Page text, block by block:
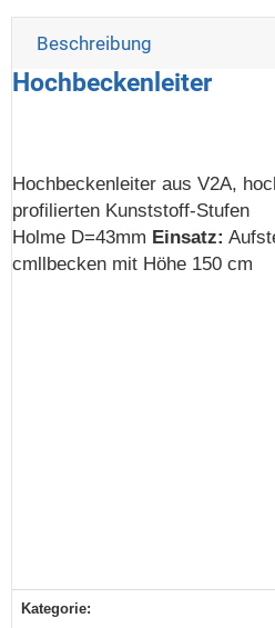
Beschreibung
Hochbeckenleiter
Hochbeckenleiter aus V2A,
profilierten Kunststoff-Stufen
Holme D=43mm Einsatz:
cmllbecken mit Höhe 150 cm
Produkteigenschaft
Wert
Kategorie: